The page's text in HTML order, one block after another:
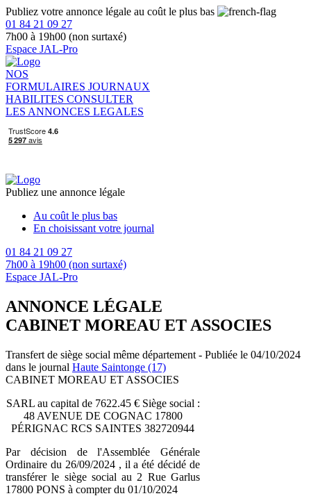
Publiez votre annonce légale au coût le plus bas
01 84 21 09 27
7h00 à 19h00 (non surtaxé)
Espace JAL-Pro
NOS
FORMULAIRES JOURNAUX
HABILITES CONSULTER
LES ANNONCES LEGALES
Publiez une annonce légale
Au coût le plus bas
En choisissant votre journal
01 84 21 09 27
7h00 à 19h00 (non surtaxé)
Espace JAL-Pro
ANNONCE LÉGALE
CABINET MOREAU ET ASSOCIES
Transfert de siège social même département - Publiée le 04/10/2024
dans le journal Haute Saintonge (17)
CABINET MOREAU ET ASSOCIES
SARL au capital de 7622.45 € Siège social :
48 AVENUE DE COGNAC 17800
PÉRIGNAC RCS SAINTES 382720944
Par décision de l'Assemblée Générale
Ordinaire du 26/09/2024 , il a été décidé de
transférer le siège social au 2 Rue Garlus
17800 PONS à compter du 01/10/2024